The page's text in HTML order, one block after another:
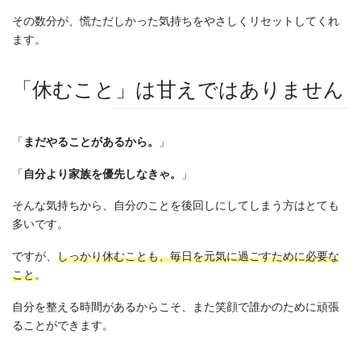
その数分が、慌ただしかった気持ちをやさしくリセットしてくれ
ます。
「休むこと」は甘えではありません
「 まだやることがあるから。 」
「自分より家族を優先しなきゃ。 」
そんな気持ちから、自分のことを後回しにしてしまう方はとても
多いです。
ですが、 しっかり休むことも、毎日を元気に過ごすために必要な
こと。
自分を整える時間があるからこそ、また笑顔で誰かのために頑張
ることができます。